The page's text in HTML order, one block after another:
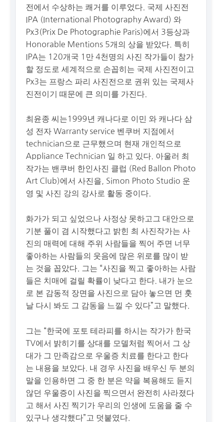
전에서 수상하는 쾌거를 이루었다. 국제 사진전
IPA (International Photography Award) 와
Px3(Prix De Photographie Paris)에서 3등상과
Honorable Mentions 5개의 상을 받았다. 특히
IPA는 120개국 1만 4천명의 사진 작가들이 참가
할 정도로 세계적으로 손꼽히는 국제 사진전이고
Px3는 프랑스 파리 사진전으로 권위 있는 국제사
진전이기 때문에 큰 의미를 가진다.
최윤종 씨는1999년 캐나다로 이민 와 캐나다 삼
성 전자 Warranty service 벤쿠버 지점에서
technician으로 근무했으며 현재 개인적으로
Appliance Technician 일 하고 있다. 아울러 최
작가는 밴쿠버 한인사진 클럽 (Red Ballon Photo
Art Club)에서 사진을, Simon Photo Studio 운
영 및 사진 강의 강사로 활동 중이다.
화가가 되고 싶었으나 사정상 못하고그 대안으로
기분 풀이 겸 시작했다고 밝힌 최 사진작가는 사
진의 매력에 대해 주위 사람들을 찍어 주면 너무
좋아하는 사람들의 웃음에 많은 위로를 많이 받
는 것을 꼽았다. 그는 “사진을 찍고 좋아하는 사람
들은 치매에 걸릴 확률이 낮다고 한다. 내가 눈으
로 본 감동적 장면을 사진으로 담아 놓으면 먼 훗
날 다시 봐도 그 감동을 느낄 수 있다”고 말했다.
그는 “한국에 포토 테라피를 하시는 작가가 한국
TV에서 밝히기를 상대를 모델처럼 찍어서 그 상
대가 그 만족감으로 우울증 치료를 한다고 한다
는 내용을 보았다. 내 경우 사진을 배우신 두 분의
말을 인용하면 그 중 한 분은 약을 복용해도 듣지
않던 우울증이 사진을 찍으면서 완전히 사라졌다
고 해서 사진 찍기가 우리의 인생에 도움을 줄 수
있구나 생각했다”고 덧붙였다.